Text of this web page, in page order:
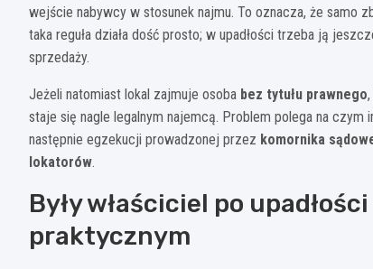
wejście nabywcy w stosunek najmu. To oznacza, że samo
taka reguła działa dość prosto; w upadłości trzeba ją
sprzedaży.
Jeżeli natomiast lokal zajmuje osoba bez tytułu prawnego
staje się nagle legalnym najemcą. Problem polega na
następnie egzekucji prowadzonej przez komornika
lokatorów.
Były właściciel po
praktycznym